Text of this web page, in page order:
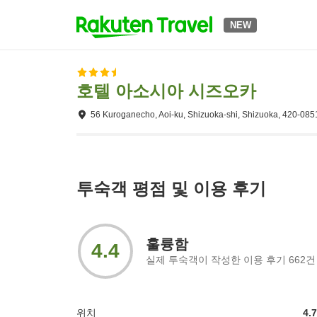
NEW
호텔 아소시아 시즈오카
56 Kuroganecho, Aoi-ku, Shizuoka-shi, Shizuoka, 420-
투숙객 평점 및 이용 후기
4.4 훌륭함
실제 투숙객이 작성한 이용 후기 662건
위치 4.7